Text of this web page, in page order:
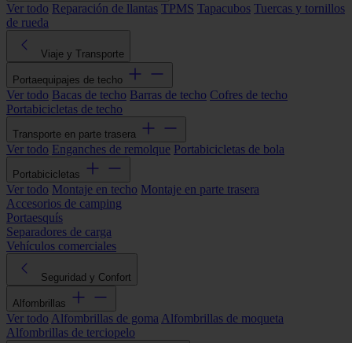
Ver todo Reparación de llantas TPMS Tapacubos Tuercas y tornillos
de rueda
Viaje y Transporte
Portaequipajes de techo
Ver todo Bacas de techo Barras de techo Cofres de techo
Portabicicletas de techo
Transporte en parte trasera
Ver todo Enganches de remolque Portabicicletas de bola
Portabicicletas
Ver todo Montaje en techo Montaje en parte trasera
Accesorios de camping
Portaesquís
Separadores de carga
Vehículos comerciales
Seguridad y Confort
Alfombrillas
Ver todo Alfombrillas de goma Alfombrillas de moqueta
Alfombrillas de terciopelo